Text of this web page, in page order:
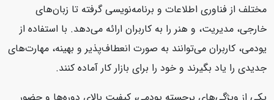
مختلف از فناوری اطلاعات و برنامه‌نویسی گرفته تا زبان‌های
خارجی، مدیریت، و هنر را به کاربران ارائه می‌دهد. با استفاده از
یودمی، کاربران می‌توانند به صورت انعطاف‌پذیر و بهینه، مهارت‌های
جدیدی را یاد بگیرند و خود را برای بازار کار آماده کنند.